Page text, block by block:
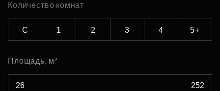
Количество комнат
С 1 2 3 4 5+
Площадь, м²